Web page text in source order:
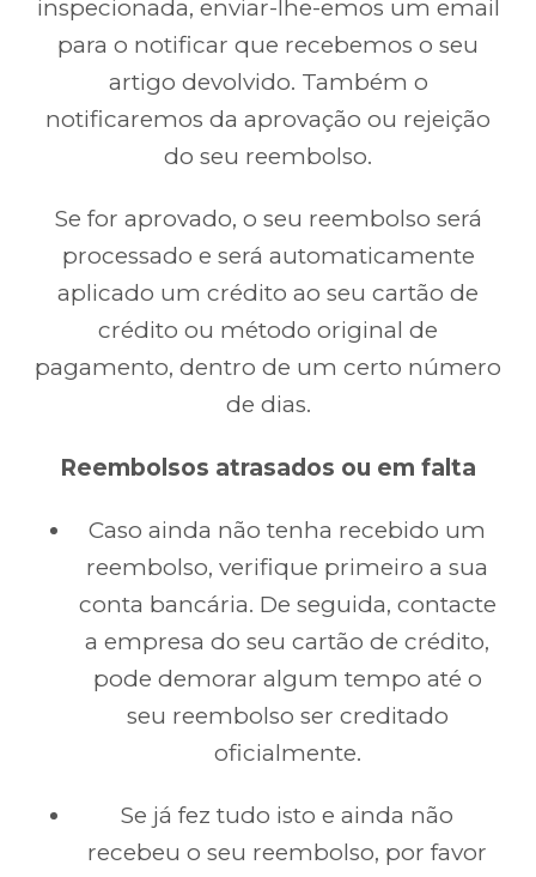
inspecionada, enviar-lhe-emos um email
para o notificar que recebemos o seu
artigo devolvido. Também o
notificaremos da aprovação ou rejeição
do seu reembolso.
Se for aprovado, o seu reembolso será
processado e será automaticamente
aplicado um crédito ao seu cartão de
crédito ou método original de
pagamento, dentro de um certo número
de dias.
Reembolsos atrasados ou em falta
Caso ainda não tenha recebido um
reembolso, verifique primeiro a sua
conta bancária. De seguida, contacte
a empresa do seu cartão de crédito,
pode demorar algum tempo até o
seu reembolso ser creditado
oficialmente.
Se já fez tudo isto e ainda não
recebeu o seu reembolso, por favor